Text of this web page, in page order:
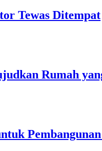
Tewas Ditempat
Rumah